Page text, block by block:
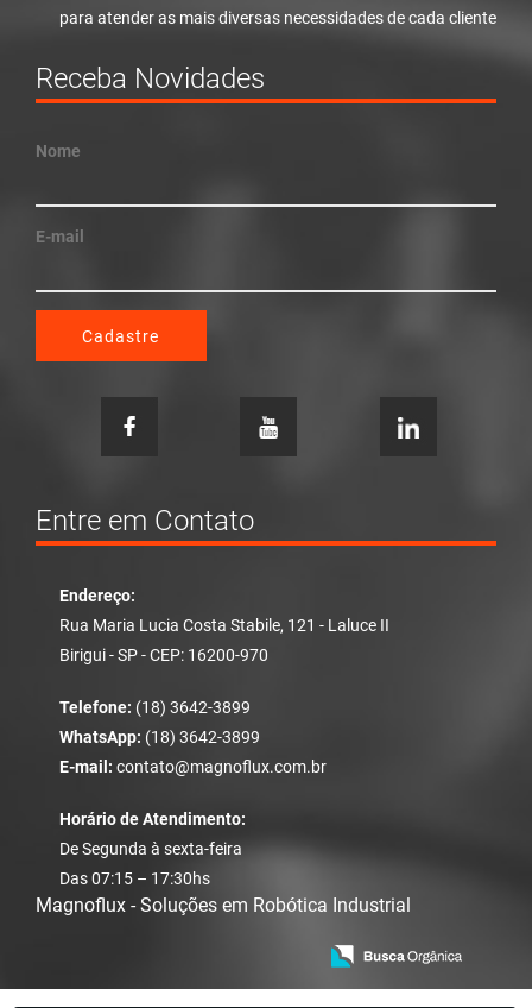
para atender as mais diversas necessidades de cada cliente
Receba Novidades
Nome
E-mail
Cadastre
Entre em Contato
Endereço:
Rua Maria Lucia Costa Stabile, 121 - Laluce II
Birigui - SP - CEP: 16200-970
Telefone: (18) 3642-3899
WhatsApp: (18) 3642-3899
E-mail: contato@magnoflux.com.br
Horário de Atendimento:
De Segunda à sexta-feira
Das 07:15 – 17:30hs
Magnoflux - Soluções em Robótica Industrial